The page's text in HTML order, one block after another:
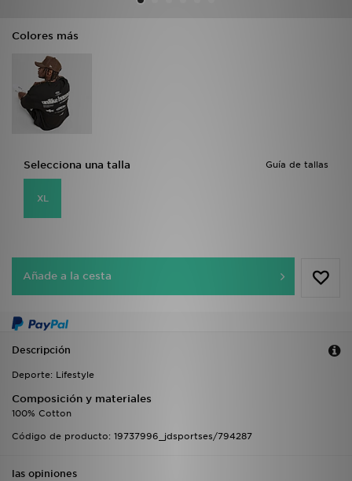
Colores más
Guía de tallas
Selecciona una talla
XL
Añade a la cesta
Descripción
Deporte: Lifestyle
Composición y materiales
100% Cotton
Código de producto: 19737996_jdsportses/794287
las opiniones